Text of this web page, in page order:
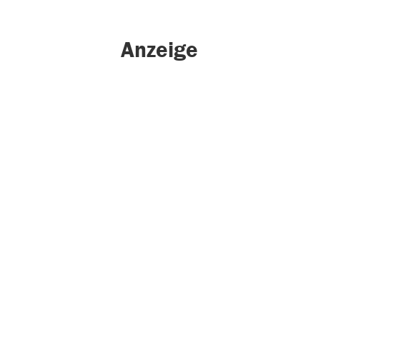
Anzeige